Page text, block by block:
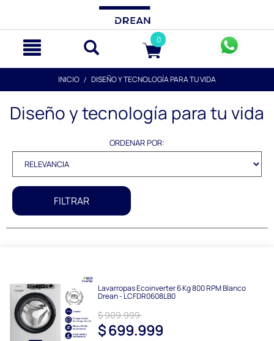
0
INICIO DISEÑO Y TECNOLOGÍA PARA TU VIDA
Diseño y tecnología para tu vida
ORDENAR POR:
FILTRAR
Lavarropas Ecoinverter 6 Kg 800 RPM Blanco
Drean - LCFDR0608LB0
$ 909.999
$ 699.999